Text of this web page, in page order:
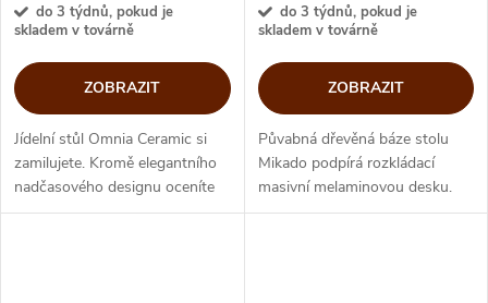
do 3 týdnů, pokud je
skladem v továrně
ZOBRAZIT
Jídelní stůl Omnia Ceramic si
zamilujete. Kromě elegantního
nadčasového designu oceníte
sklokeramickou desku, která je
do 3 týdnů, pokud je
skladem v továrně
ZOBRAZIT
Půvabná dřevěná báze stolu
Mikado podpírá rozkládací
masivní melaminovou desku.
Prostá krása designového stolu